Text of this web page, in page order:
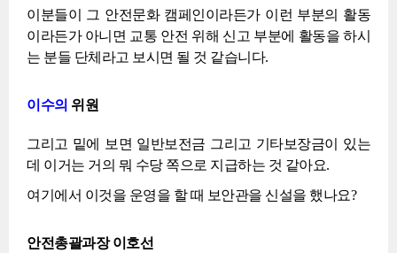
이분들이 그 안전문화 캠페인이라든가 이런 부분의 활동
이라든가 아니면 교통 안전 위해 신고 부분에 활동을 하시
는 분들 단체라고 보시면 될 것 같습니다.
이수의 위원
그리고 밑에 보면 일반보전금 그리고 기타보장금이 있는
데 이거는 거의 뭐 수당 쪽으로 지급하는 것 같아요.
여기에서 이것을 운영을 할 때 보안관을 신설을 했나요?
안전총괄과장 이호선